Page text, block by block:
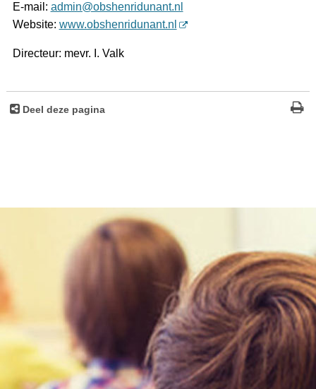
E-mail: admin@obshenridunant.nl
Website: www.obshenridunant.nl
Directeur: mevr. I. Valk
Deel deze pagina